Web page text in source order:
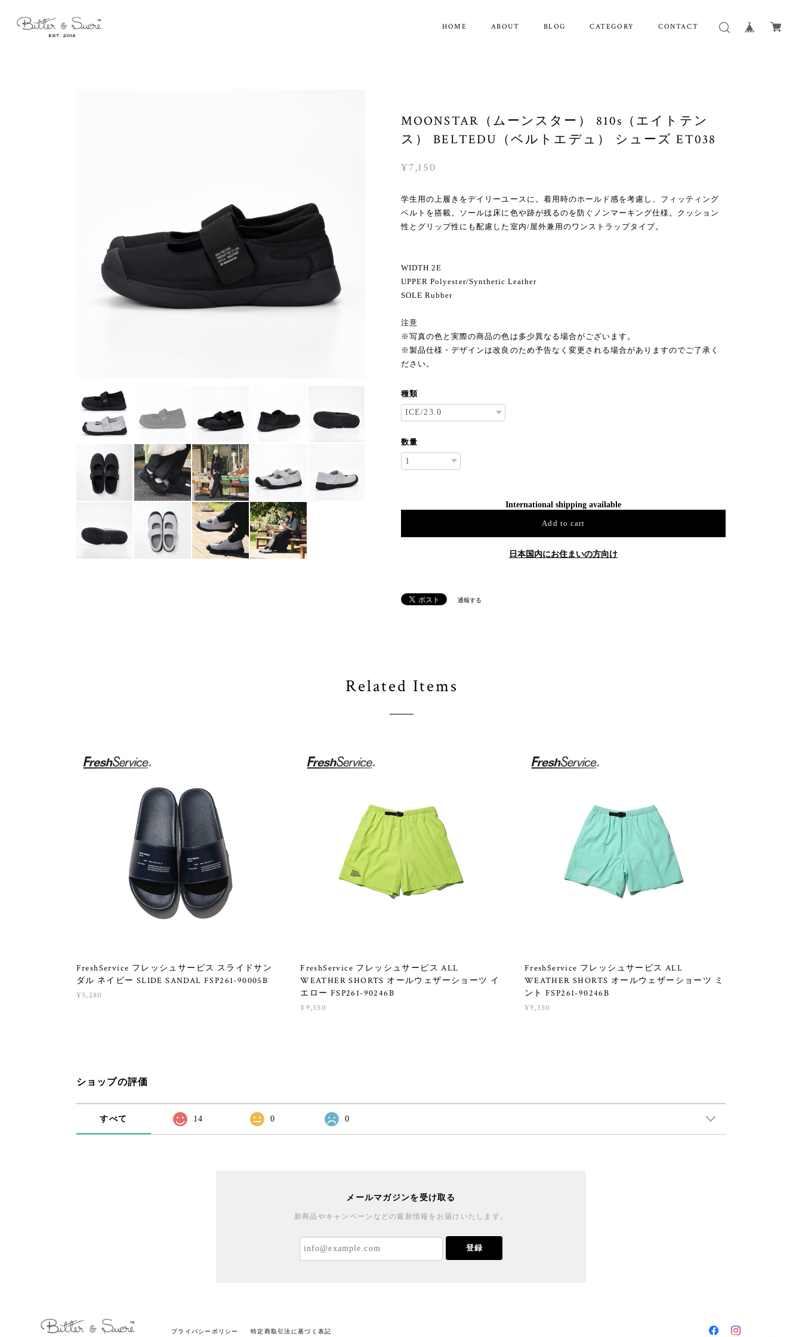
HOME ABOUT BLOG CATEGORY CONTACT
MOONSTAR（ムーンスター） 810s（エイトテン
ス） BELTEDU（ベルトエデュ） シューズ ET038
¥7,150
学生用の上履きをデイリーユースに。着用時のホールド感を考慮し、フィッティング
ベルトを搭載。ソールは床に色や跡が残るのを防ぐノンマーキング仕様。クッション
性とグリップ性にも配慮した室内/屋外兼用のワンストラップタイプ。
WIDTH 2E
UPPER Polyester/Synthetic Leather
SOLE Rubber
注意
※写真の色と実際の商品の色は多少異なる場合がございます。
※製品仕様・デザインは改良のため予告なく変更される場合がありますのでご了承く
ださい。
種類
数量
International shipping available
Add to cart
日本国内にお住まいの方向け
通報する
Related Items
FreshService フレッシュサービス スライドサン
ダル ネイビー SLIDE SANDAL FSP261-90005B
¥5,280
FreshService フレッシュサービス ALL
WEATHER SHORTS オールウェザーショーツ イ
エロー FSP261-90246B
¥9,350
FreshService フレッシュサービス ALL
WEATHER SHORTS オールウェザーショーツ ミ
ント FSP261-90246B
¥9,350
ショップの評価
すべて 14 0 0
メールマガジンを受け取る
新商品やキャンペーンなどの最新情報をお届けいたします。
登録
プライバシーポリシー 特定商取引法に基づく表記